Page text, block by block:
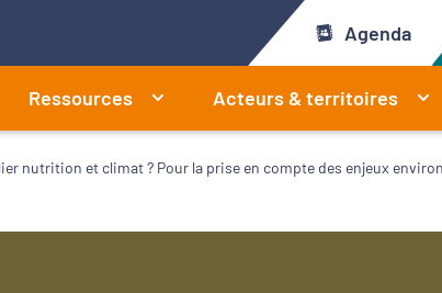
Agenda
Ressources Acteurs & territoires
nutrition et climat ? Pour la prise en compte des enjeux